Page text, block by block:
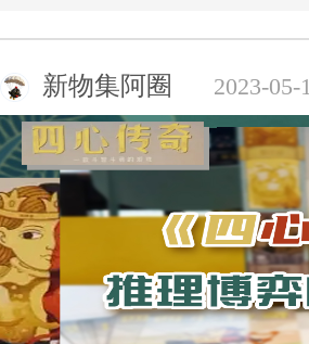
新物集阿圈 2023-05-